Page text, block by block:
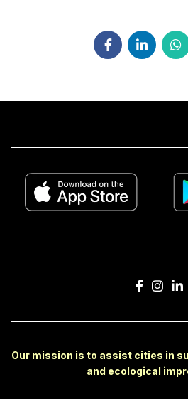
Our mission is to assist cities in
and ecological